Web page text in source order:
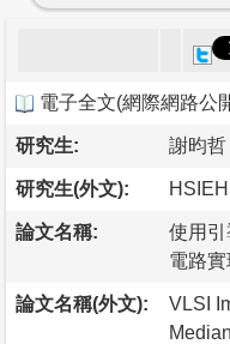
電子全文(網際網路公
研究生: 謝昀哲
研究生(外文):
論文名稱:
使用
電路實
論文名稱(外文):
VLSI